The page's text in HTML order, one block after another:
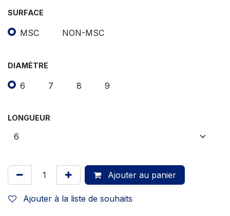
SURFACE
MSC NON-MSC
DIAMÈTRE
6 7 8 9
LONGUEUR
Ajouter au panier
Ajouter à la liste de souhaits